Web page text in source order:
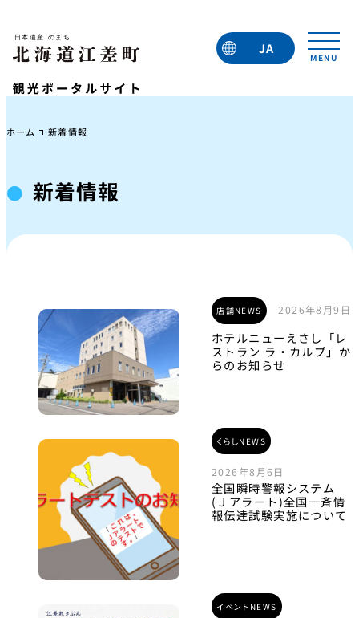
JA
EN
ホーム 新着情報
新着情報
店舗NEWS 2026年8月9日
ホテルニューえさし「レ
ストラン ラ・カルプ」か
らのお知らせ
くらしNEWS
2026年8月6日
全国瞬時警報システム
(Ｊアラート)全国一斉情
報伝達試験実施について
イベントNEWS